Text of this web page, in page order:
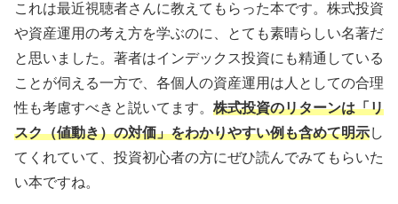
これは最近視聴者さんに教えてもらった本です。株式投資
や資産運用の考え方を学ぶのに、とても素晴らしい名著だ
と思いました。著者はインデックス投資にも精通している
ことが伺える一方で、各個人の資産運用は人としての合理
性も考慮すべきと説いてます。 株式投資のリターンは「リ
スク（値動き）の対価」をわかりやすい例も含めて明示し
てくれていて、投資初心者の方にぜひ読んでみてもらいた
い本ですね。